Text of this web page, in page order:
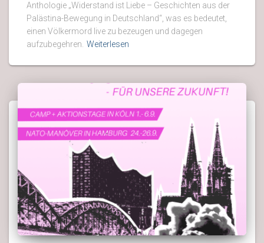
Anthologie „Widerstand ist Liebe – Geschichten aus der
Palästina-Bewegung in Deutschland“, was es bedeutet,
einen Völkermord live zu bezeugen und dagegen
aufzubegehren. Weiterlesen